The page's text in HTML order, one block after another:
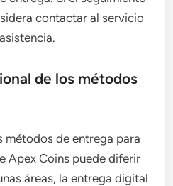
contactar al servicio
de los métodos
métodos de entrega para
Apex Coins puede diferir
áreas, la entrega digital